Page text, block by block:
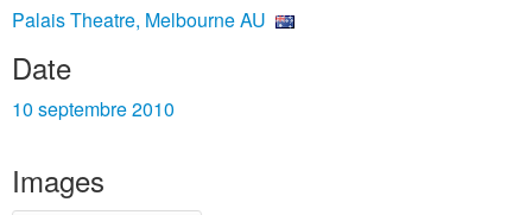
Palais Theatre, Melbourne AU
Date
10 septembre 2010
Images